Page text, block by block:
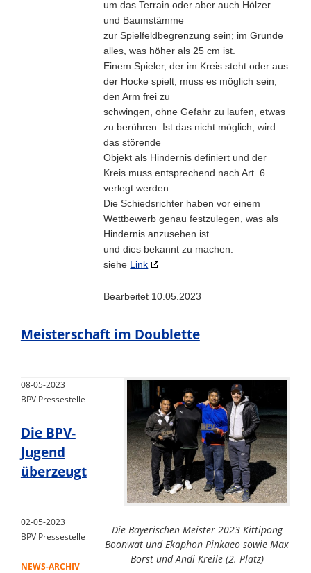
um das Terrain oder aber auch Hölzer
und Baumstämme
zur Spielfeldbegrenzung sein; im Grunde
alles, was höher als 25 cm ist.
Einem Spieler, der im Kreis steht oder aus
der Hocke spielt, muss es möglich sein,
den Arm frei zu
schwingen, ohne Gefahr zu laufen, etwas
zu berühren. Ist das nicht möglich, wird
das störende
Objekt als Hindernis definiert und der
Kreis muss entsprechend nach Art. 6
verlegt werden.
Die Schiedsrichter haben vor einem
Wettbewerb genau festzulegen, was als
Hindernis anzusehen ist
und dies bekannt zu machen.
siehe Link
Bearbeitet 10.05.2023
Meisterschaft im Doublette
08-05-2023
BPV Pressestelle
Die Bayerischen Meister 2023 Kittipong
Boonwat und Ekaphon Pinkaeo sowie Max
Borst und Andi Kreile (2. Platz)
Die BPV-
Jugend
überzeugt
02-05-2023
BPV Pressestelle
NEWS-ARCHIV